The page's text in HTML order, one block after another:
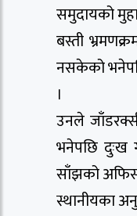
समुदायको
बस्ती
नसकेको
।
उनले
भनेपछि दुःख
साँझको अफिस
स्थानीयका